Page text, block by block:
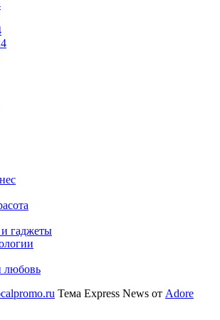
гаджеты
любовь
Тема Express News от Adore